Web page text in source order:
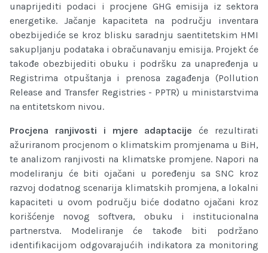
unaprijediti podaci i procjene GHG emisija iz sektora
energetike. Jačanje kapaciteta na području inventara
obezbijediće se kroz blisku saradnju saentitetskim HMI
sakuplјanju podataka i obračunavanju emisija. Projekt će
takođe obezbijediti obuku i podršku za unapređenja u
Registrima otpuštanja i prenosa zagađenja (Pollution
Release and Transfer Registries - PPTR) u ministarstvima
na entitetskom nivou.
Procjena ranjivosti i mjere adaptacije će rezultirati
ažuriranom procjenom o klimatskim promjenama u BiH,
te analizom ranjivosti na klimatske promjene. Napori na
modeliranju će biti ojačani u poređenju sa SNC kroz
razvoj dodatnog scenarija klimatskih promjena, a lokalni
kapaciteti u ovom području biće dodatno ojačani kroz
korišćenje novog softvera, obuku i institucionalna
partnerstva. Modeliranje će takođe biti podržano
identifikacijom odgovarajućih indikatora za monitoring